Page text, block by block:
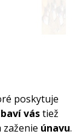
poskytuje
vástiež
zaženie únavu.